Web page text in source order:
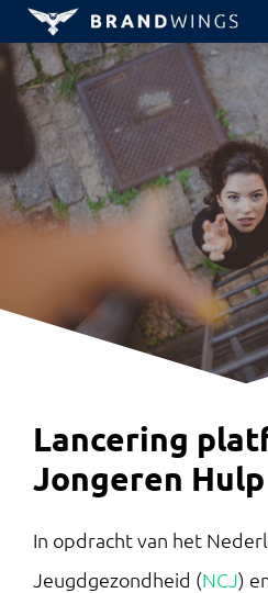
Lancering
Jongeren
In opdracht van het
Jeugdgezondheid (NCJ)